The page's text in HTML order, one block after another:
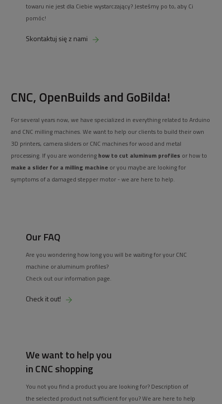
towaru nie jest dla Ciebie wystarczający? Jesteśmy po to, aby Ci
pomóc!
Skontaktuj się z nami
CNC, OpenBuilds and GoBilda!
For several years now, we have specialized in everything related to Arduino
and CNC milling machines. We want to help our clients to build their own
3D printers, camera sliders or CNC machines for wood and metal
processing. If you are wondering how to cut aluminum profiles or how to
make a slider for a milling machine or you maybe are looking for
symptoms of a damaged stepper motor - we are here to help.
Our FAQ
Are you wondering how long you will be waiting for your CNC
machine or aluminum profiles?
Check out our information page.
Check it out!
We want to help you
in CNC shopping
You not you find a product you are looking for? Description of
the selected product not sufficient for you? We are here to help